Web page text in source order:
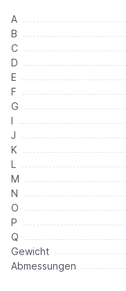
A
B
C
D
E
F
G
I
J
K
L
M
N
O
P
Q
Gewicht
Abmessungen